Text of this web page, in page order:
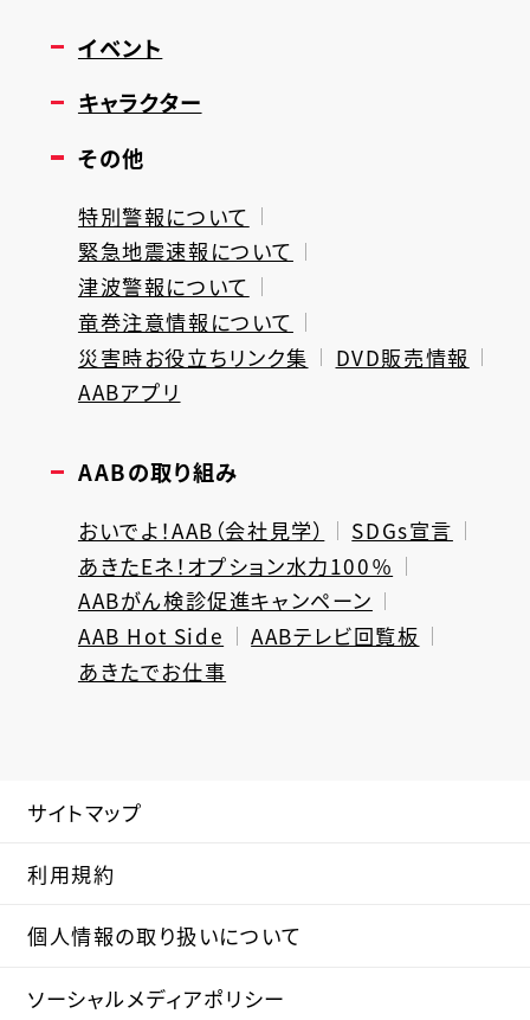
イベント
キャラクター
その他
特別警報について
緊急地震速報について
津波警報について
竜巻注意情報について
災害時お役立ちリンク集
DVD販売情報
AABアプリ
AABの取り組み
おいでよ！AAB（会社見学）
SDGs宣言
あきたEネ！オプション水力100％
AABがん検診促進キャンペーン
AAB Hot Side
AABテレビ回覧板
あきたでお仕事
サイトマップ
利用規約
個人情報の取り扱いについて
ソーシャルメディアポリシー